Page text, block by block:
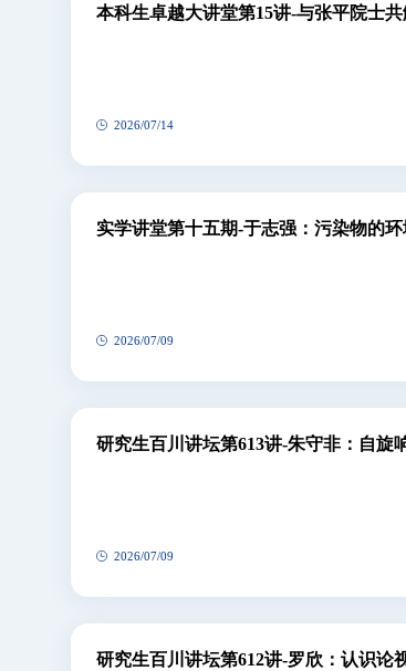
本科生卓越大讲堂第15讲-与张平院士
2026/07/14
实学讲堂第十五期-于志强：污染物的
2026/07/09
研究生百川讲坛第613讲-朱守非：自旋
2026/07/09
研究生百川讲坛第612讲-罗欣：认识论